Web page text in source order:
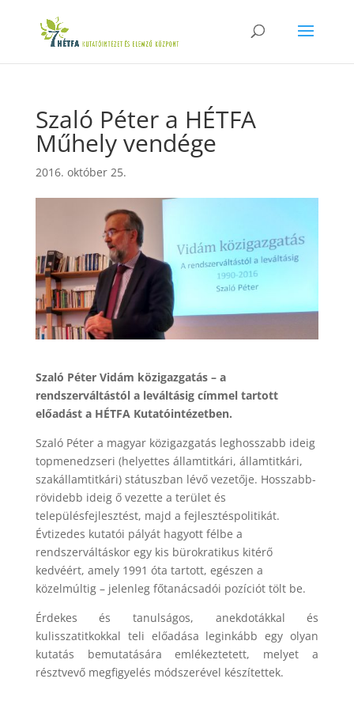
Szaló Péter a HÉTFA
Műhely vendége
2016. október 25.
Szaló Péter Vidám közigazgatás – a
rendszerváltástól a leváltásig címmel tartott
előadást a HÉTFA Kutatóintézetben.
Szaló Péter a magyar közigazgatás leghosszabb ideig
topmenedzseri (helyettes államtitkári, államtitkári,
szakállamtitkári) státuszban lévő vezetője. Hosszabb-
rövidebb ideig ő vezette a terület és
településfejlesztést, majd a fejlesztéspolitikát.
Évtizedes kutatói pályát hagyott félbe a
rendszerváltáskor egy kis bürokratikus kitérő
kedvéért, amely 1991 óta tartott, egészen a
közelmúltig – jelenleg főtanácsadói pozíciót tölt be.
Érdekes és tanulságos, anekdotákkal és
kulisszatitkokkal teli előadása leginkább egy olyan
kutatás bemutatására emlékeztetett, melyet a
résztvevő megfigyelés módszerével készítettek.